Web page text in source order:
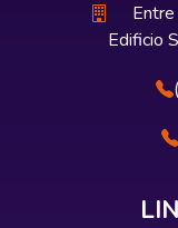
Edificio